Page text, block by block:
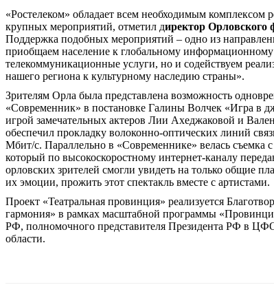
«Ростелеком» обладает всем необходимым комплексом
крупных мероприятий, отметил директор
Поддержка подобных мероприятий – одно из
приобщаем население к глобальному информационному
телекоммуникационные услуги, но и содействуем
нашего региона к культурному наследию страны».
Зрителям Орла была представлена возможность
«Современник» в постановке Галины Волчек «Игра в
игрой замечательных актеров Лии Ахеджаковой и
обеспечил прокладку волоконно-оптических линий
Мбит/с. Параллельно в «Современнике» велась съемка
который по высокоскоростному интернет-каналу
орловских зрителей смогли увидеть на только общие
их эмоции, прожить этот спектакль вместе с артистами.
Проект «Театральная провинция» реализуется
гармония» в рамках масштабной программы
РФ, полномочного представителя Президента РФ в
области.